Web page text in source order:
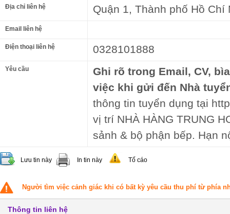
Địa chỉ liên hệ Quận 1, Thành phố Hồ Chí
Email liên hệ
Điện thoại liên hệ 0328101888
Yêu cầu
Ghi rõ trong Email, CV,
việc khi gửi đến Nhà
thông tin tuyển dụng tại
vị trí NHÀ HÀNG TRUNG
sảnh & bộ phận bếp. Hạn
Lưu tin này In tin này Tố cáo
Người tìm việc cảnh giác khi có bất kỳ yêu cầu thu phí từ phía
Thông tin liên hệ